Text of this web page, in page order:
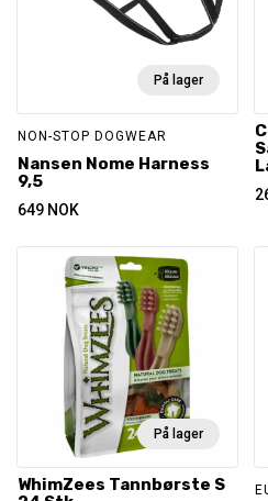
På lager
NON-STOP DOGWEAR
Nansen Nome Harness
9,5
649 NOK
På lager
WhimZees Tannbørste S